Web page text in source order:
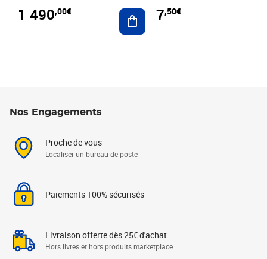
1 490,00€ Ajouter au panier
7,50€
Nos Engagements
Proche de vous
Localiser un bureau de poste
Paiements 100% sécurisés
Livraison offerte dès 25€ d'achat
Hors livres et hors produits marketplace